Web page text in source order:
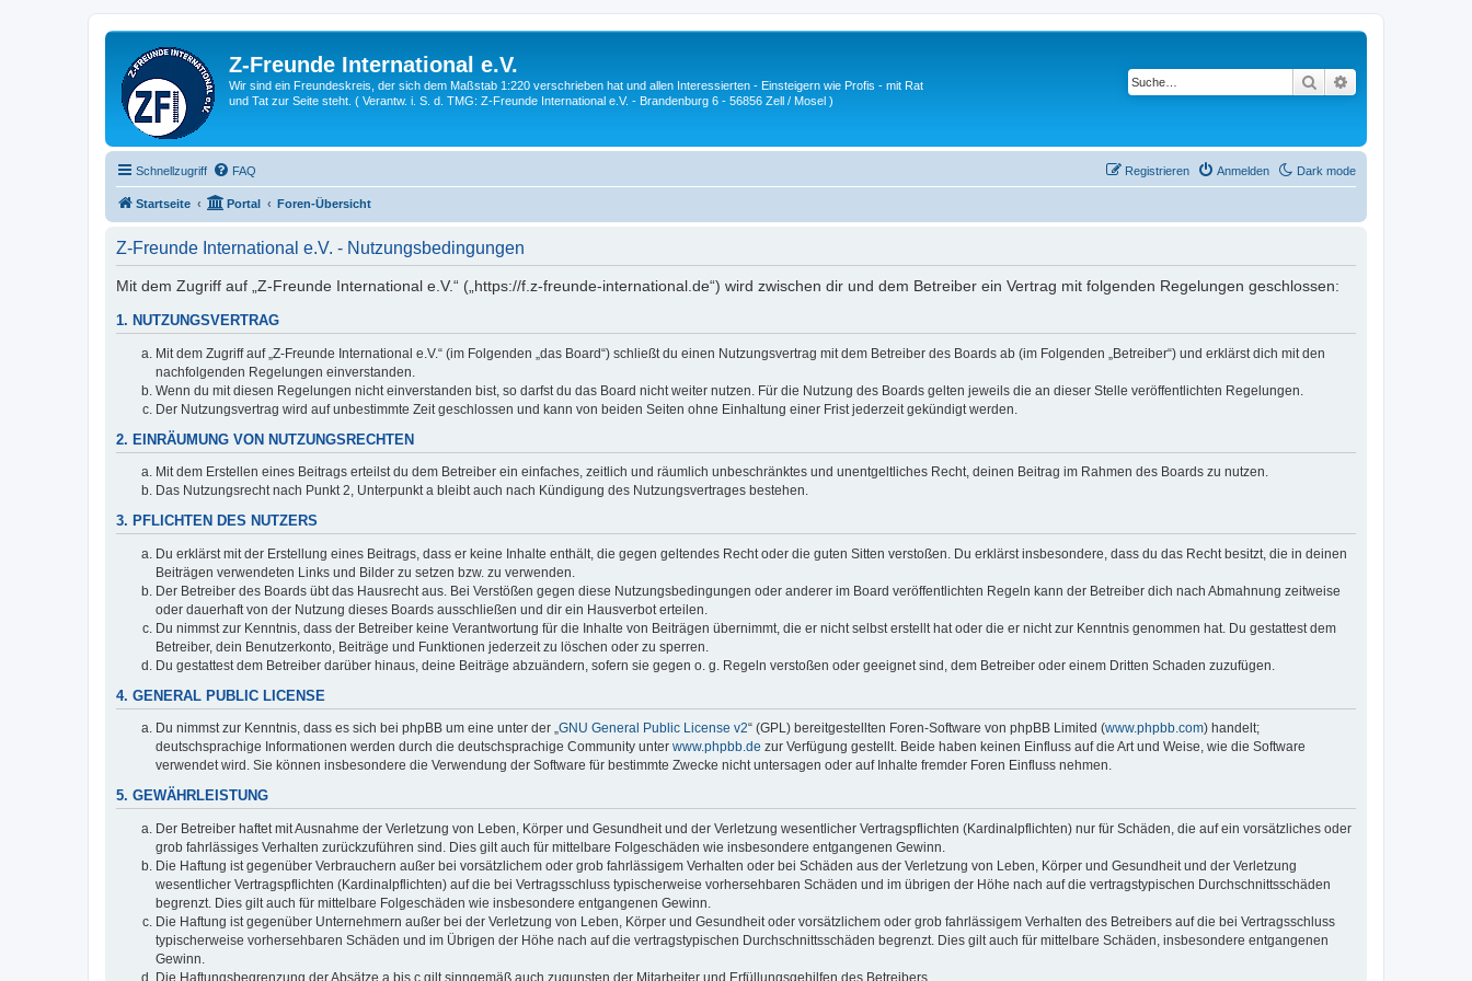
Z-Freunde International e.V.
Wir sind ein Freundeskreis, der sich dem Maßstab 1:220 verschrieben hat und allen Interessierten - Einsteigern wie Profis - mit Rat
und Tat zur Seite steht. ( Verantw. i. S. d. TMG: Z-Freunde International e.V. - Brandenburg 6 - 56856 Zell / Mosel )
Suche
Schnellzugriff Dark mode
FAQ Anmelden
Registrieren
Startseite Portal Foren-Übersicht
Z-Freunde International e.V. - Nutzungsbedingungen
Mit dem Zugriff auf „Z-Freunde International e.V.“ („https://f.z-freunde-international.de“) wird zwischen dir und dem Betreiber ein Vertrag mit folgenden Regelungen geschlossen:
1. NUTZUNGSVERTRAG
Mit dem Zugriff auf „Z-Freunde International e.V.“ (im Folgenden „das Board“) schließt du einen Nutzungsvertrag mit dem Betreiber des Boards ab (im Folgenden „Betreiber“) und erklärst dich mit den
nachfolgenden Regelungen einverstanden.
Wenn du mit diesen Regelungen nicht einverstanden bist, so darfst du das Board nicht weiter nutzen. Für die Nutzung des Boards gelten jeweils die an dieser Stelle veröffentlichten Regelungen.
Der Nutzungsvertrag wird auf unbestimmte Zeit geschlossen und kann von beiden Seiten ohne Einhaltung einer Frist jederzeit gekündigt werden.
2. EINRÄUMUNG VON NUTZUNGSRECHTEN
Mit dem Erstellen eines Beitrags erteilst du dem Betreiber ein einfaches, zeitlich und räumlich unbeschränktes und unentgeltliches Recht, deinen Beitrag im Rahmen des Boards zu nutzen.
Das Nutzungsrecht nach Punkt 2, Unterpunkt a bleibt auch nach Kündigung des Nutzungsvertrages bestehen.
3. PFLICHTEN DES NUTZERS
Du erklärst mit der Erstellung eines Beitrags, dass er keine Inhalte enthält, die gegen geltendes Recht oder die guten Sitten verstoßen. Du erklärst insbesondere, dass du das Recht besitzt, die in deinen
Beiträgen verwendeten Links und Bilder zu setzen bzw. zu verwenden.
Der Betreiber des Boards übt das Hausrecht aus. Bei Verstößen gegen diese Nutzungsbedingungen oder anderer im Board veröffentlichten Regeln kann der Betreiber dich nach Abmahnung zeitweise
oder dauerhaft von der Nutzung dieses Boards ausschließen und dir ein Hausverbot erteilen.
Du nimmst zur Kenntnis, dass der Betreiber keine Verantwortung für die Inhalte von Beiträgen übernimmt, die er nicht selbst erstellt hat oder die er nicht zur Kenntnis genommen hat. Du gestattest dem
Betreiber, dein Benutzerkonto, Beiträge und Funktionen jederzeit zu löschen oder zu sperren.
Du gestattest dem Betreiber darüber hinaus, deine Beiträge abzuändern, sofern sie gegen o. g. Regeln verstoßen oder geeignet sind, dem Betreiber oder einem Dritten Schaden zuzufügen.
4. GENERAL PUBLIC LICENSE
Du nimmst zur Kenntnis, dass es sich bei phpBB um eine unter der „GNU General Public License v2“ (GPL) bereitgestellten Foren-Software von phpBB Limited (www.phpbb.com) handelt;
deutschsprachige Informationen werden durch die deutschsprachige Community unter www.phpbb.de zur Verfügung gestellt. Beide haben keinen Einfluss auf die Art und Weise, wie die Software
verwendet wird. Sie können insbesondere die Verwendung der Software für bestimmte Zwecke nicht untersagen oder auf Inhalte fremder Foren Einfluss nehmen.
5. GEWÄHRLEISTUNG
Der Betreiber haftet mit Ausnahme der Verletzung von Leben, Körper und Gesundheit und der Verletzung wesentlicher Vertragspflichten (Kardinalpflichten) nur für Schäden, die auf ein vorsätzliches oder
grob fahrlässiges Verhalten zurückzuführen sind. Dies gilt auch für mittelbare Folgeschäden wie insbesondere entgangenen Gewinn.
Die Haftung ist gegenüber Verbrauchern außer bei vorsätzlichem oder grob fahrlässigem Verhalten oder bei Schäden aus der Verletzung von Leben, Körper und Gesundheit und der Verletzung
wesentlicher Vertragspflichten (Kardinalpflichten) auf die bei Vertragsschluss typischerweise vorhersehbaren Schäden und im übrigen der Höhe nach auf die vertragstypischen Durchschnittsschäden
begrenzt. Dies gilt auch für mittelbare Folgeschäden wie insbesondere entgangenen Gewinn.
Die Haftung ist gegenüber Unternehmern außer bei der Verletzung von Leben, Körper und Gesundheit oder vorsätzlichem oder grob fahrlässigem Verhalten des Betreibers auf die bei Vertragsschluss
typischerweise vorhersehbaren Schäden und im Übrigen der Höhe nach auf die vertragstypischen Durchschnittsschäden begrenzt. Dies gilt auch für mittelbare Schäden, insbesondere entgangenen
Gewinn.
Die Haftungsbegrenzung der Absätze a bis c gilt sinngemäß auch zugunsten der Mitarbeiter und Erfüllungsgehilfen des Betreibers.